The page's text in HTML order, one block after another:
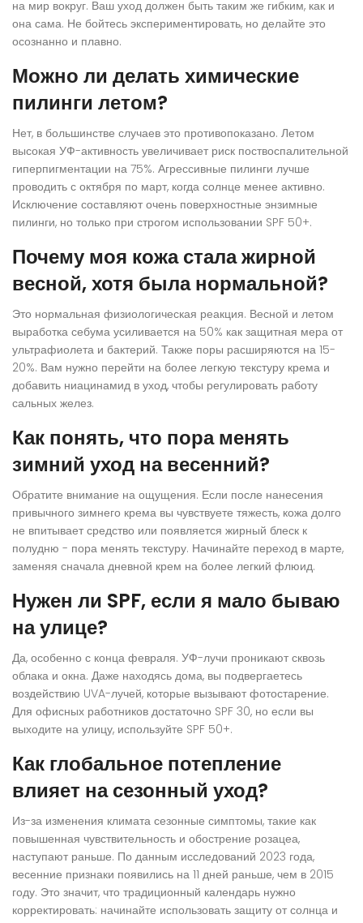
на мир вокруг. Ваш уход должен быть таким же гибким, как и
она сама. Не бойтесь экспериментировать, но делайте это
осознанно и плавно.
Можно ли делать химические
пилинги летом?
Нет, в большинстве случаев это противопоказано. Летом
высокая УФ-активность увеличивает риск поствоспалительной
гиперпигментации на 75%. Агрессивные пилинги лучше
проводить с октября по март, когда солнце менее активно.
Исключение составляют очень поверхностные энзимные
пилинги, но только при строгом использовании SPF 50+.
Почему моя кожа стала жирной
весной, хотя была нормальной?
Это нормальная физиологическая реакция. Весной и летом
выработка себума усиливается на 50% как защитная мера от
ультрафиолета и бактерий. Также поры расширяются на 15-
20%. Вам нужно перейти на более легкую текстуру крема и
добавить ниацинамид в уход, чтобы регулировать работу
сальных желез.
Как понять, что пора менять
зимний уход на весенний?
Обратите внимание на ощущения. Если после нанесения
привычного зимнего крема вы чувствуете тяжесть, кожа долго
не впитывает средство или появляется жирный блеск к
полудню - пора менять текстуру. Начинайте переход в марте,
заменяя сначала дневной крем на более легкий флюид.
Нужен ли SPF, если я мало бываю
на улице?
Да, особенно с конца февраля. УФ-лучи проникают сквозь
облака и окна. Даже находясь дома, вы подвергаетесь
воздействию UVA-лучей, которые вызывают фотостарение.
Для офисных работников достаточно SPF 30, но если вы
выходите на улицу, используйте SPF 50+.
Как глобальное потепление
влияет на сезонный уход?
Из-за изменения климата сезонные симптомы, такие как
повышенная чувствительность и обострение розацеа,
наступают раньше. По данным исследований 2023 года,
весенние признаки появились на 11 дней раньше, чем в 2015
году. Это значит, что традиционный календарь нужно
корректировать: начинайте использовать защиту от солнца и